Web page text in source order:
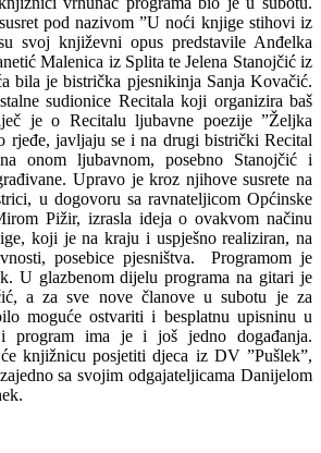
pod nazivom ”U noći knjige stihovi iz
svoj književni opus predstavile Anđelka
Malenica iz Splita te Jelena Stanojčić iz
bila je bistrička pjesnikinja Sanja Kovačić.
sudionice Recitala koji organizira baš
je o Recitalu ljubavne poezije ”Željka
rjeđe, javljaju se i na drugi bistrički Recital
onom ljubavnom, posebno Stanojčić i
Upravo je kroz njihove susrete na
u dogovoru sa ravnateljicom Općinske
Pižir, izrasla ideja o ovakvom načinu
koji je na kraju i uspješno realiziran, na
posebice pjesništva. Programom je
U glazbenom dijelu programa na gitari je
a za sve nove članove u subotu je za
moguće ostvariti i besplatnu upisninu u
program ima je i još jedno događanja.
knjižnicu posjetiti djeca iz DV ”Pušlek”,
sa svojim odgajateljicama Danijelom